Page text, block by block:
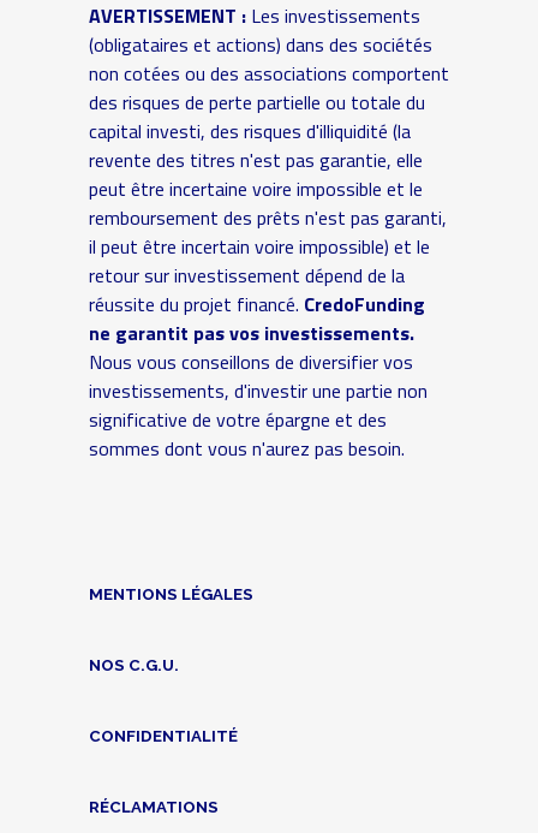
AVERTISSEMENT :Les investissements
(obligataires et actions) dans des sociétés
non cotées ou des associations comportent
des risques de perte partielle ou totale du
capital investi, des risques d'illiquidité (la
revente des titres n'est pas garantie, elle
peut être incertaine voire impossible et le
remboursement des prêts n'est pas garanti,
il peut être incertain voire impossible) et le
retour sur investissement dépend de la
réussite du projet financé. CredoFunding
ne garantit pas vos investissements.
Nous vous conseillons de diversifier vos
investissements, d'investir une partie non
significative de votre épargne et des
sommes dont vous n'aurez pas besoin.
MENTIONS LÉGALES
NOS C.G.U.
CONFIDENTIALITÉ
RÉCLAMATIONS